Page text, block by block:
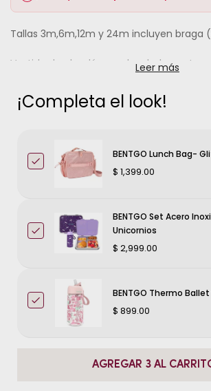
Tallas 3m,6m,12m y 24m incluyen braga
Vestido de algodón con bordado punto
Leer más
¡Completa el look!
BENTGO Lunch Bag-
$ 1,399.00
BENTGO Set Acero
Unicornios
$ 2,999.00
BENTGO Thermo
$ 899.00
AGREGAR 3 AL